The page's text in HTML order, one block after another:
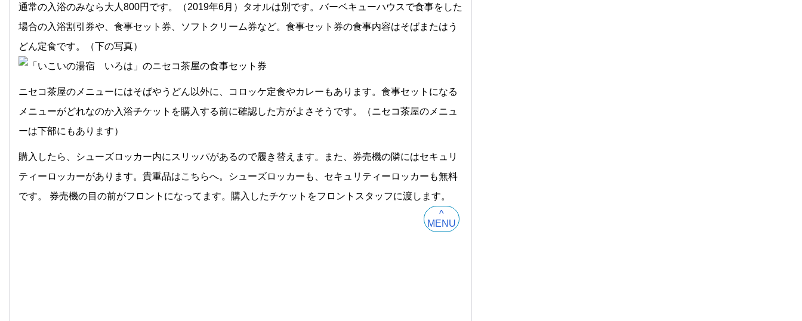
通常の入浴のみなら大人800円です。（2019年6月）タオルは別です。バーベキューハウスで食事をした
場合の入浴割引券や、食事セット券、ソフトクリーム券など。食事セット券の食事内容はそばまたはう
どん定食です。（下の写真）
ニセコ茶屋のメニューにはそばやうどん以外に、コロッケ定食やカレーもあります。食事セットになる
メニューがどれなのか入浴チケットを購入する前に確認した方がよさそうです。（ニセコ茶屋のメニュ
ーは下部にもあります）
購入したら、シューズロッカー内にスリッパがあるので履き替えます。また、券売機の隣にはセキュリ
ティーロッカーがあります。貴重品はこちらへ。シューズロッカーも、セキュリティーロッカーも無料
です。 券売機の目の前がフロントになってます。購入したチケットをフロントスタッフに渡します。
^
MENU